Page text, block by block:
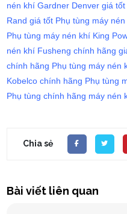
nén khí Gardner Denver giá tốt
Rand giá tốt Phụ tùng máy
Phụ tùng máy nén khí King
nén khí Fusheng chính hãng
chính hãng Phụ tùng máy nén
Kobelco chính hãng Phụ tùng
Phụ tùng chính hãng máy nén
Chia sẻ
Bài viết liên quan